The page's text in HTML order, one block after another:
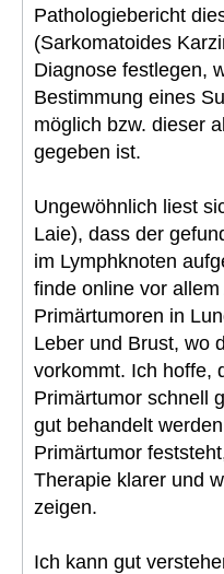
Pathologiebericht
(Sarkomatoides
Diagnose festlegen,
Bestimmung eines
möglich bzw. dieser
gegeben ist.
Ungewöhnlich liest
Laie), dass der
im Lymphknoten
finde online vor
Primärtumoren in
Leber und Brust, wo
vorkommt. Ich hoffe,
Primärtumor schnell
gut behandelt
Primärtumor
Therapie klarer und
zeigen.
Ich kann gut